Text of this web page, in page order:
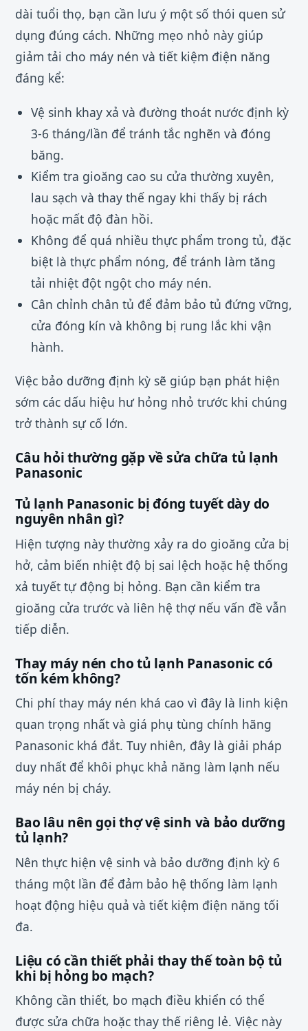
dài tuổi thọ, bạn cần lưu ý một số thói quen sử
dụng đúng cách. Những mẹo nhỏ này giúp
giảm tải cho máy nén và tiết kiệm điện năng
đáng kể:
Vệ sinh khay xả và đường thoát nước định kỳ
3-6 tháng/lần để tránh tắc nghẽn và đóng
băng.
Kiểm tra gioăng cao su cửa thường xuyên,
lau sạch và thay thế ngay khi thấy bị rách
hoặc mất độ đàn hồi.
Không để quá nhiều thực phẩm trong tủ, đặc
biệt là thực phẩm nóng, để tránh làm tăng
tải nhiệt đột ngột cho máy nén.
Cân chỉnh chân tủ để đảm bảo tủ đứng vững,
cửa đóng kín và không bị rung lắc khi vận
hành.
Việc bảo dưỡng định kỳ sẽ giúp bạn phát hiện
sớm các dấu hiệu hư hỏng nhỏ trước khi chúng
trở thành sự cố lớn.
Câu hỏi thường gặp về sửa chữa tủ lạnh
Panasonic
Tủ lạnh Panasonic bị đóng tuyết dày do
nguyên nhân gì?
Hiện tượng này thường xảy ra do gioăng cửa bị
hở, cảm biến nhiệt độ bị sai lệch hoặc hệ thống
xả tuyết tự động bị hỏng. Bạn cần kiểm tra
gioăng cửa trước và liên hệ thợ nếu vấn đề vẫn
tiếp diễn.
Thay máy nén cho tủ lạnh Panasonic có
tốn kém không?
Chi phí thay máy nén khá cao vì đây là linh kiện
quan trọng nhất và giá phụ tùng chính hãng
Panasonic khá đắt. Tuy nhiên, đây là giải pháp
duy nhất để khôi phục khả năng làm lạnh nếu
máy nén bị cháy.
Bao lâu nên gọi thợ vệ sinh và bảo dưỡng
tủ lạnh?
Nên thực hiện vệ sinh và bảo dưỡng định kỳ 6
tháng một lần để đảm bảo hệ thống làm lạnh
hoạt động hiệu quả và tiết kiệm điện năng tối
đa.
Liệu có cần thiết phải thay thế toàn bộ tủ
khi bị hỏng bo mạch?
Không cần thiết, bo mạch điều khiển có thể
được sửa chữa hoặc thay thế riêng lẻ. Việc này